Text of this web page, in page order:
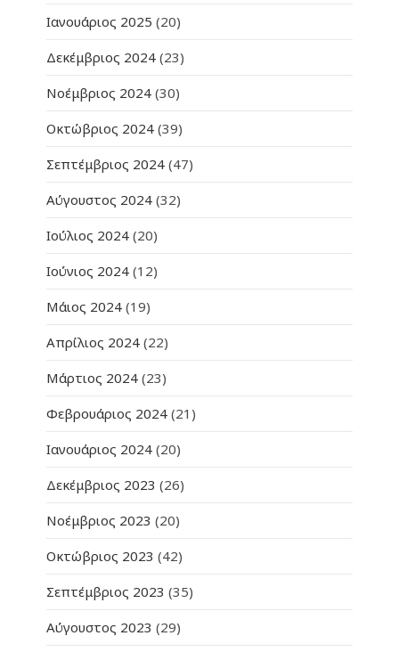
Ιανουάριος 2025 (20)
Δεκέμβριος 2024 (23)
Νοέμβριος 2024 (30)
Οκτώβριος 2024 (39)
Σεπτέμβριος 2024 (47)
Αύγουστος 2024 (32)
Ιούλιος 2024 (20)
Ιούνιος 2024 (12)
Μάιος 2024 (19)
Απρίλιος 2024 (22)
Μάρτιος 2024 (23)
Φεβρουάριος 2024 (21)
Ιανουάριος 2024 (20)
Δεκέμβριος 2023 (26)
Νοέμβριος 2023 (20)
Οκτώβριος 2023 (42)
Σεπτέμβριος 2023 (35)
Αύγουστος 2023 (29)